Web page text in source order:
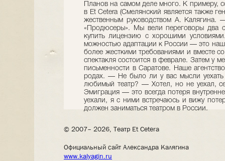
Планов на самом деле много. К примеру,
в Et Cetera (Смелянский явля­ется также
жественным руководством А. Калягина.
«Продюсе­ры». Мы вели переговоры два с
купить лицензию с хо­рошими
можностью адаптации к Рос­сии — это
более жесткими требованиями и вме­сте
спектакля состоится в феврале. Затем у
письменности в Са­ратове. Наше
родах. — Не было ли у вас мысли уехать
любимый те­атр? — Хотел, но не уехал,
Эмиграция — это всегда по­теря
уеха­ли, я с ними встречаюсь и вижу
должен зани­маться театром в России.
© 2007– 2026, Театр Et Cetera
Официальный сайт Александра Калягина
www.kalyagin.ru